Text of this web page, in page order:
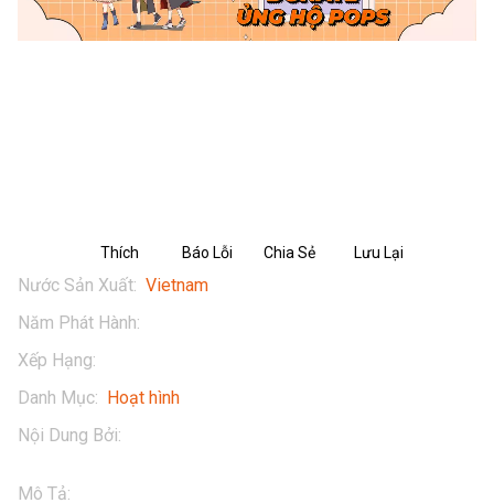
Thích Báo Lỗi Chia Sẻ Lưu Lại
Mô Tả:
Nước Sản Xuất: Vietnam
Năm Phát Hành:
Xếp Hạng:
Danh Mục: Hoạt hình
Nội Dung Bởi: